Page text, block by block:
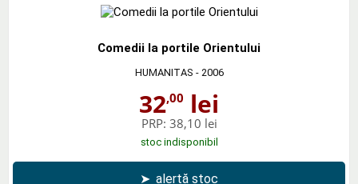
Comedii la portile Orientului
HUMANITAS - 2006
32,00 lei
PRP: 38,10 lei
stoc indisponibil
➤ alertă stoc